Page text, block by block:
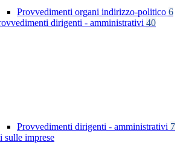
Provvedimenti organi indirizzo-politico 6
dirigenti - amministrativi 40
Provvedimenti dirigenti - amministrativi 7
sulle imprese